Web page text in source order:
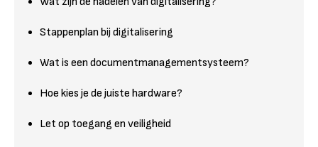
Stappenplan bij digitalisering
Wat is een documentmanagementsysteem?
Hoe kies je de juiste hardware?
Let op toegang en veiligheid